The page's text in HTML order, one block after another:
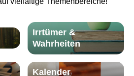
Irrtümer &
Wahrheiten
Kalender